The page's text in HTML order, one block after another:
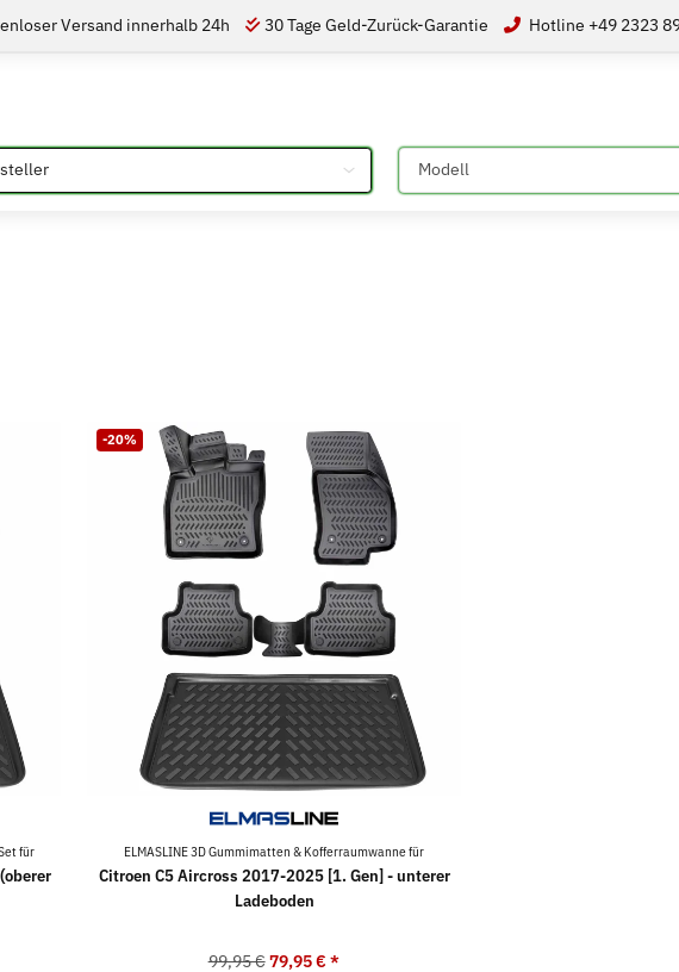
Versand innerhalb 24h 30 Tage Geld-Zurück-Garantie Hotline +49 2323
Bitte auswählen
für
-20%
ELMASLINE 3D Gummimatten & Kofferraumwanne für
Citroen C5 Aircross 2017-2025 [1. Gen] - unterer
Ladeboden
99,95 € 79,95 €*